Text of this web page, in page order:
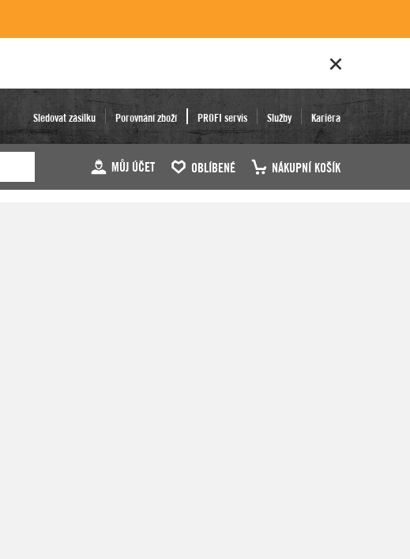
Sledovat zásilku Porovnání zboží PROFI servis Služby Kariéra
MŮJ ÚČET OBLÍBENÉ NÁKUPNÍ KOŠÍK